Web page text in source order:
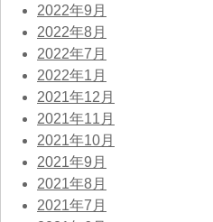
2022年9月
2022年8月
2022年7月
2022年1月
2021年12月
2021年11月
2021年10月
2021年9月
2021年8月
2021年7月